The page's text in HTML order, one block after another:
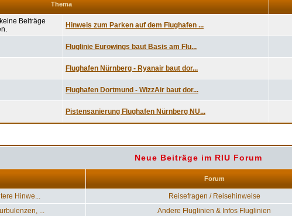
Thema
Hinweis zum Parken auf dem Flughafen ...
Fluglinie Eurowings baut Basis am Flu...
Flughafen Nürnberg - Ryanair baut dor...
Flughafen Dortmund - WizzAir baut dor...
Pistensanierung Flughafen Nürnberg NU...
Neue Beiträge im RIU Forum
Forum
Hinwe...
Reisefragen / Reisehinweise
...
Andere Fluglinien & Infos Fluglinien